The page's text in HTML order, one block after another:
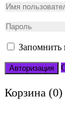
Запомнить
Авторизация
Корзина (0)